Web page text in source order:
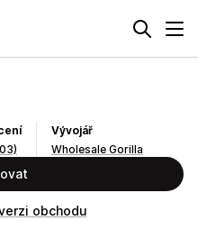
Vývojář
Wholesale Gorilla
obchodu